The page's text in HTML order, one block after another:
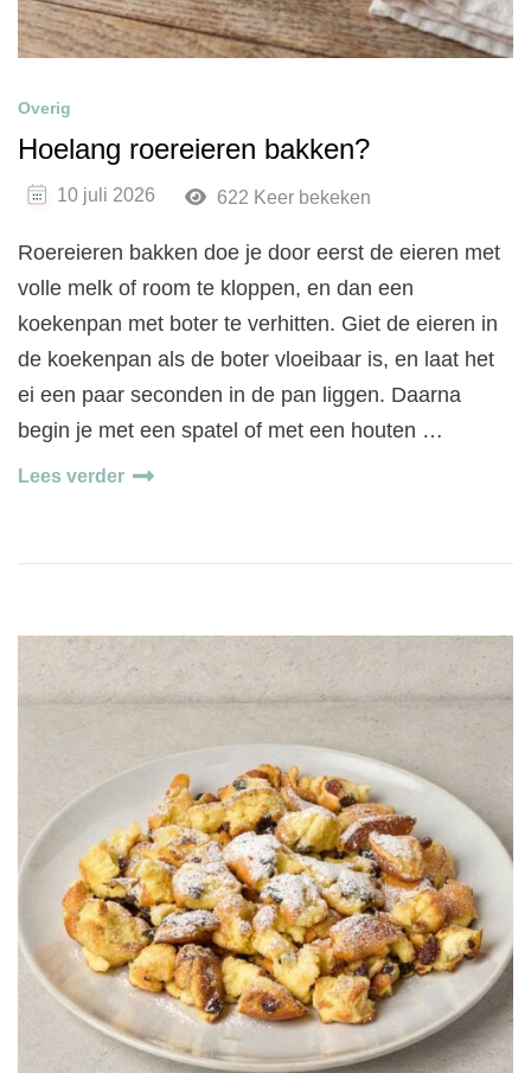
Overig
Hoelang roereieren bakken?
10 juli 2026 622 Keer bekeken
Roereieren bakken doe je door eerst de eieren met
volle melk of room te kloppen, en dan een
koekenpan met boter te verhitten. Giet de eieren in
de koekenpan als de boter vloeibaar is, en laat het
ei een paar seconden in de pan liggen. Daarna
begin je met een spatel of met een houten …
Lees verder